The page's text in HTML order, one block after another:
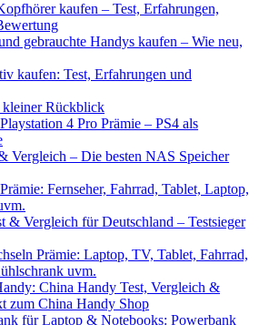
kaufen – Test, Erfahrungen,
gebrauchte Handys kaufen – Wie neu,
kaufen: Test, Erfahrungen und
Rückblick
4 Pro Prämie – PS4 als
Vergleich – Die besten NAS Speicher
Fernseher, Fahrrad, Tablet, Laptop,
& Vergleich für Deutschland – Testsieger
Prämie: Laptop, TV, Tablet, Fahrrad,
uvm.
China Handy Test, Vergleich &
zum China Handy Shop
für Laptop & Notebooks: Powerbank